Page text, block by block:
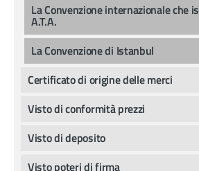
La Convenzione internazionale che
A.T.A.
La Convenzione di Istanbul
Certificato di origine delle merci
Visto di conformità prezzi
Visto di deposito
Visto poteri di firma